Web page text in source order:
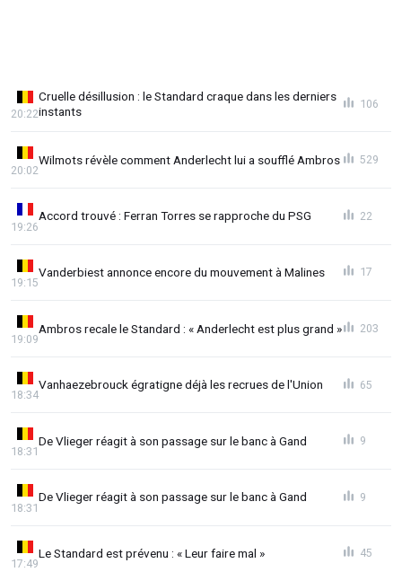
Cruelle désillusion : le Standard craque dans les derniers
instants
20:22
106
Wilmots révèle comment Anderlecht lui a soufflé Ambros
20:02
529
Accord trouvé : Ferran Torres se rapproche du PSG
19:26
22
Vanderbiest annonce encore du mouvement à Malines
19:15
17
Ambros recale le Standard : « Anderlecht est plus grand »
19:09
203
Vanhaezebrouck égratigne déjà les recrues de l'Union
18:34
65
De Vlieger réagit à son passage sur le banc à Gand
18:31
9
De Vlieger réagit à son passage sur le banc à Gand
18:31
9
Le Standard est prévenu : « Leur faire mal »
17:49
45